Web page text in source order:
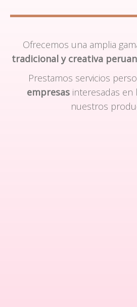
Ofrecemos una amplia
tradicional y creativa
Prestamos servicios
empresasinteresadas en
nuestros